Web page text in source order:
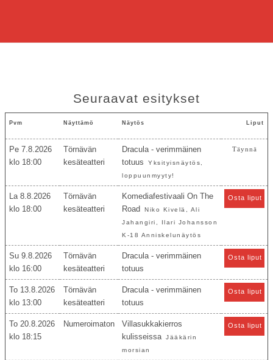
Seuraavat esitykset
Pvm Näyttämö Näytös Liput
Pe 7.8.2026
18:00
Törnävän
kesäteatteri
Dracula - verimmäinen
totuus
Yksityisnäytös,
loppuunmyyty!
Täynnä
La 8.8.2026
18:00
Törnävän
kesäteatteri
Komediafestivaali On The
Road
Niko Kivelä, Ali
Jahangiri, Ilari Johansson
K-18 Anniskelunäytös
Osta liput
Su 9.8.2026
16:00
Törnävän
kesäteatteri
Dracula - verimmäinen
totuus
Osta liput
To 13.8.2026
13:00
Törnävän
kesäteatteri
Dracula - verimmäinen
totuus
Osta liput
To 20.8.2026
18:15
Numeroimaton
Villasukkakierros
kulisseissa
Jääkärin
morsian
Osta liput